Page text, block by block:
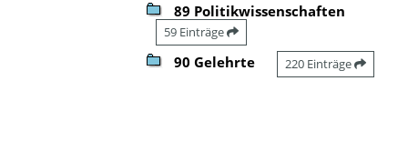
89 Politikwissenschaften
59 Einträge
90 Gelehrte 220 Einträge